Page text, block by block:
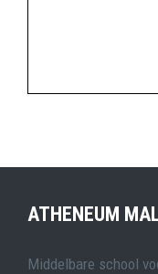
ATHENEUM
Middelbare school